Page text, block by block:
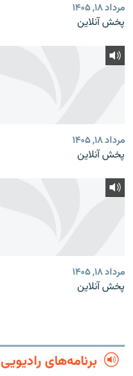
مرداد ۱۸, ۱۴۰۵
پخش آنلاین
مرداد ۱۸, ۱۴۰۵
پخش آنلاین
مرداد ۱۸, ۱۴۰۵
پخش آنلاین
برنامه‌های رادیویی